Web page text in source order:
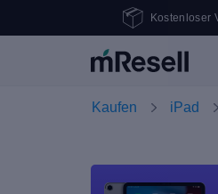
Kostenloser
Kaufen iPad